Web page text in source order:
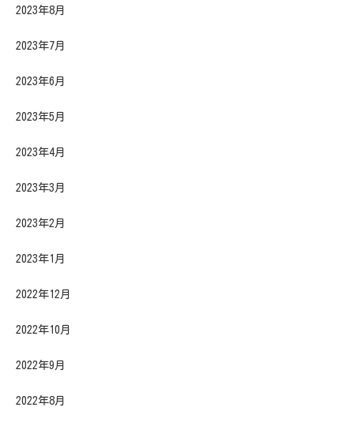
2023年8月
2023年7月
2023年6月
2023年5月
2023年4月
2023年3月
2023年2月
2023年1月
2022年12月
2022年10月
2022年9月
2022年8月